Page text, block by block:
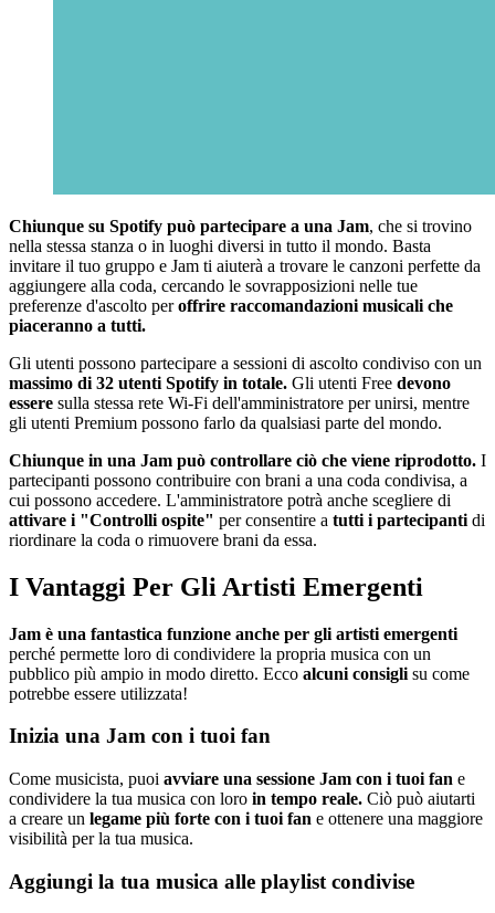
Chiunque su Spotify può partecipare a una Jam, che si trovino
nella stessa stanza o in luoghi diversi in tutto il mondo. Basta
invitare il tuo gruppo e Jam ti aiuterà a trovare le canzoni perfette da
aggiungere alla coda, cercando le sovrapposizioni nelle tue
preferenze d'ascolto peroffrire raccomandazioni musicali che
piaceranno a tutti.
Gli utenti possono partecipare a sessioni di ascolto condiviso con un
massimo di 32 utenti Spotify in totale. Gli utenti Free devono
essere sulla stessa rete Wi-Fi dell'amministratore per unirsi, mentre
gli utenti Premium possono farlo da qualsiasi parte del mondo.
Chiunque in una Jam può controllare ciò che viene riprodotto. I
partecipanti possono contribuire con brani a una coda condivisa, a
cui possono accedere. L'amministratore potrà anche scegliere di
attivare i "Controlli ospite" per consentire a tutti i partecipanti di
riordinare la coda o rimuovere brani da essa.
I Vantaggi Per Gli Artisti Emergenti
Jam è una fantastica funzione anche per gli artisti emergenti
perché permette loro di condividere la propria musica con un
pubblico più ampio in modo diretto. Ecco alcuni consigli su come
potrebbe essere utilizzata!
Inizia una Jam con i tuoi fan
Come musicista, puoi avviare una sessione Jam con i tuoi fan e
condividere la tua musica con loro in tempo reale. Ciò può aiutarti
a creare un legame più forte con i tuoi fan e ottenere una maggiore
visibilità per la tua musica.
Aggiungi la tua musica alle playlist condivise